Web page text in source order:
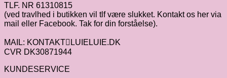
TLF. NR 61310815
(ved travlhed i butikken vil tlf være slukket. Kontakt os her via
mail eller Facebook. Tak for din forståelse).
MAIL: KONTAKTLUIELUIE.DK
CVR DK30871944
KUNDESERVICE